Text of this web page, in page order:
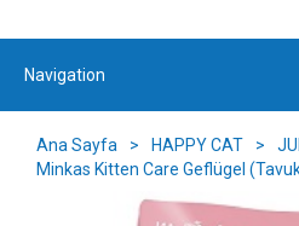
Navigation
Ana Sayfa > HAPPY CAT >
Minkas Kitten Care Geflügel